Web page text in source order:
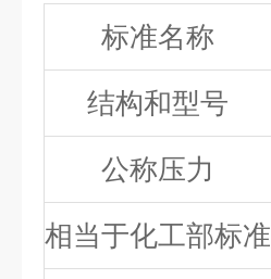
标准名称
结构和型号
公称压力
相当于化工部标准